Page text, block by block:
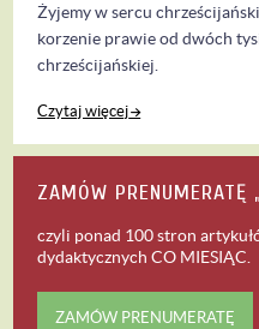
Żyjemy w sercu
korzenie prawie od dwóch
chrześcijańskiej.
Czytaj więcej
ZAMÓW PRENUMERATĘ
czyli ponad 100 stron
dydaktycznychCO MIESIĄC
ZAMÓW PRENUMERATĘ